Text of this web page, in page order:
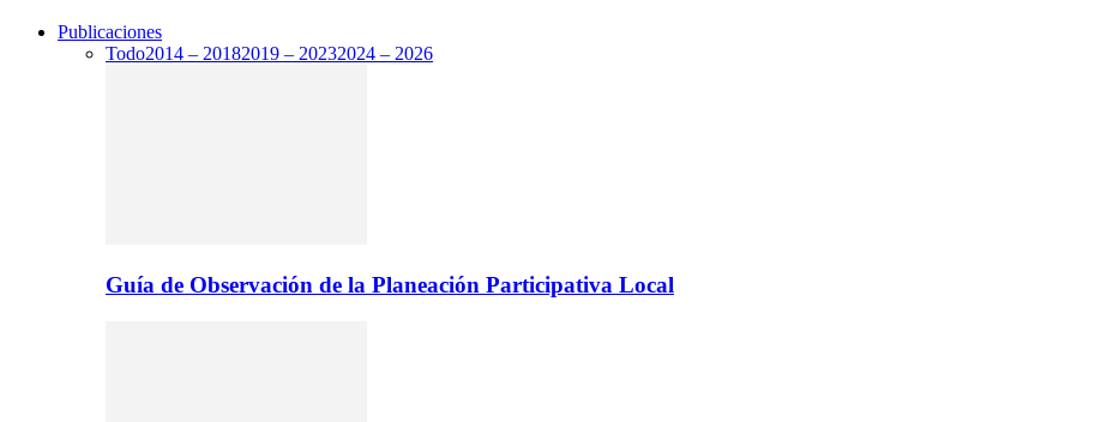
Publicaciones
Todo2014 – 20182019 – 20232024 – 2026
Guía de Observación de la Planeación Participativa Local